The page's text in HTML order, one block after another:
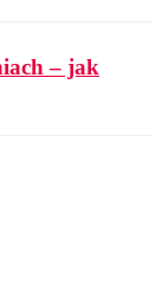
– jak